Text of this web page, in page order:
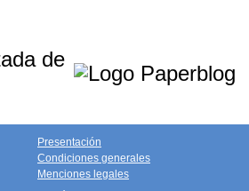
de
Presentación
Condiciones generales
Menciones legales